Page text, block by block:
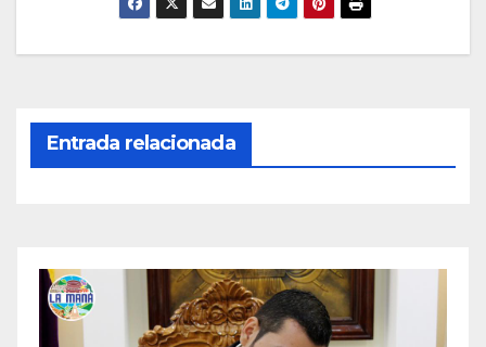
Entrada relacionada